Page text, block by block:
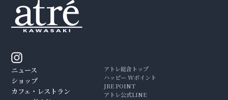
ニュース
ショップ
カフェ・レストラン
アトレ総合トップ
ハッピー Wポイント
JRE POINT
アトレ公式LINE